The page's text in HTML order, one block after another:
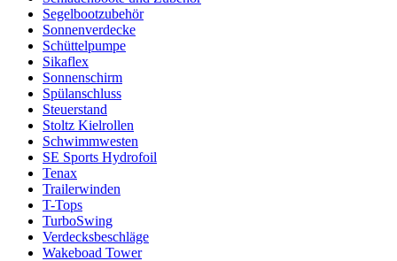
Segelbootzubehör
Sonnenverdecke
Schüttelpumpe
Sikaflex
Sonnenschirm
Spülanschluss
Steuerstand
Stoltz Kielrollen
Schwimmwesten
SE Sports Hydrofoil
Tenax
Trailerwinden
T-Tops
TurboSwing
Verdecksbeschläge
Wakeboad Tower